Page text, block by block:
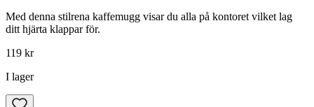
Med denna stilrena kaffemugg visar du alla på kontoret vilket lag
ditt hjärta klappar för.
119 kr
I lager